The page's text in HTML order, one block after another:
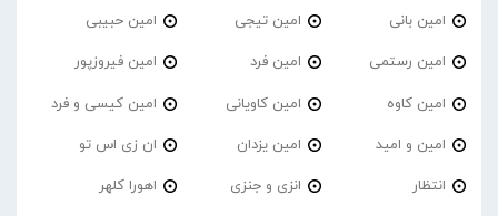
امین بانی امین تیجی امین حبیبی
امین رستمی امین فرد امین فیروزپور
امین کاوه امین کاویانی امین کیسی و فرد
امین و امید امین یزدان ان زی اس تو
انتظار انزی و جنزی اهورا کلهر